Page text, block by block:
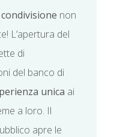
non
L’apertura del
di
del banco di
unica ai
a loro. Il
apre le